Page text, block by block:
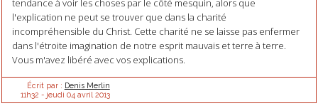
tendance à voir les choses par le côté mesquin, alors que
l'explication ne peut se trouver que dans la charité
incompréhensible du Christ. Cette charité ne se laisse pas enfermer
dans l'étroite imagination de notre esprit mauvais et terre à terre.
Vous m'avez libéré avec vos explications.
Écrit par : Denis Merlin
11h32 - jeudi 04 avril 2013